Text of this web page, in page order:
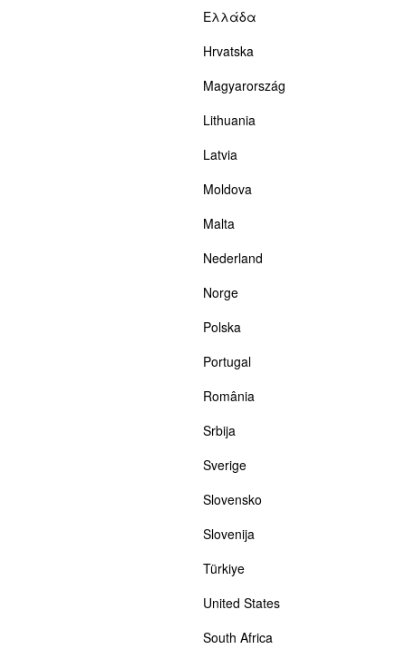
Ελλάδα
Hrvatska
Magyarország
Lithuania
Latvia
Moldova
Malta
Nederland
Norge
Polska
Portugal
România
Srbija
Sverige
Slovensko
Slovenija
Türkiye
United States
South Africa